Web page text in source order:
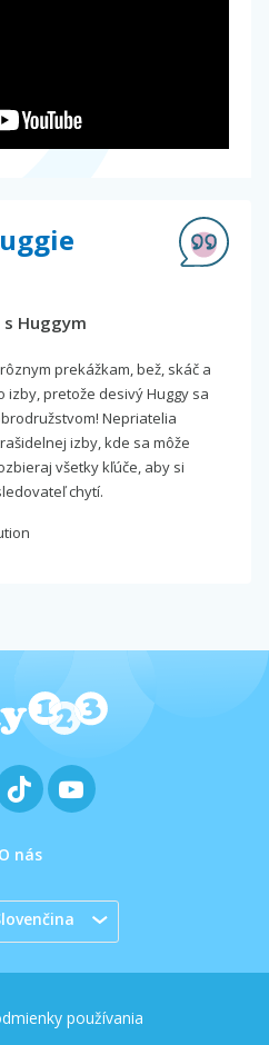
Huggym
prekážkam, bež, skáč a
izby, pretože desivý Huggy sa
Nepriatelia
izby, kde sa môže
všetky kľúče, aby si
chytí.
O nás
používania